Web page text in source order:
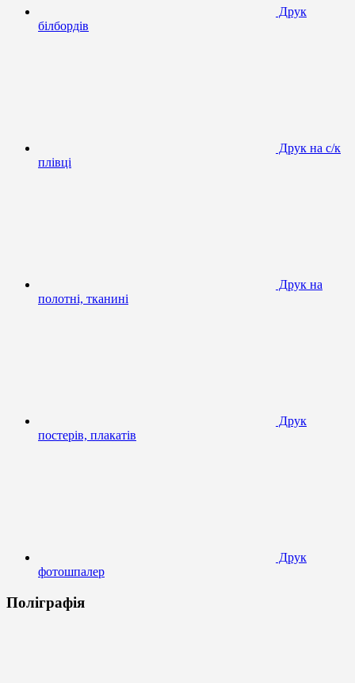
Друк
білбордів
Друк на с/к
плівці
Друк на
полотні, тканині
Друк
постерів, плакатів
Друк
фотошпалер
Поліграфія